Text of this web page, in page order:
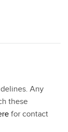
Any
these
for contact